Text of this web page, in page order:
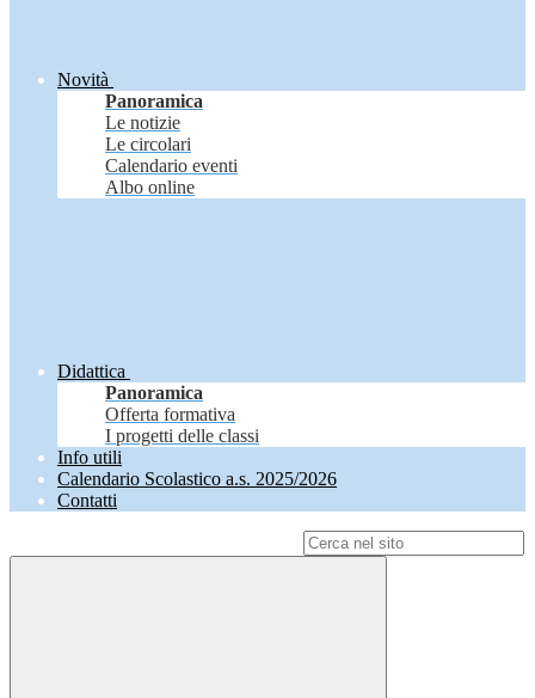
Novità
Panoramica
Le notizie
Le circolari
Calendario eventi
Albo online
Didattica
Panoramica
Offerta formativa
I progetti delle classi
Info utili
Calendario Scolastico a.s. 2025/2026
Contatti